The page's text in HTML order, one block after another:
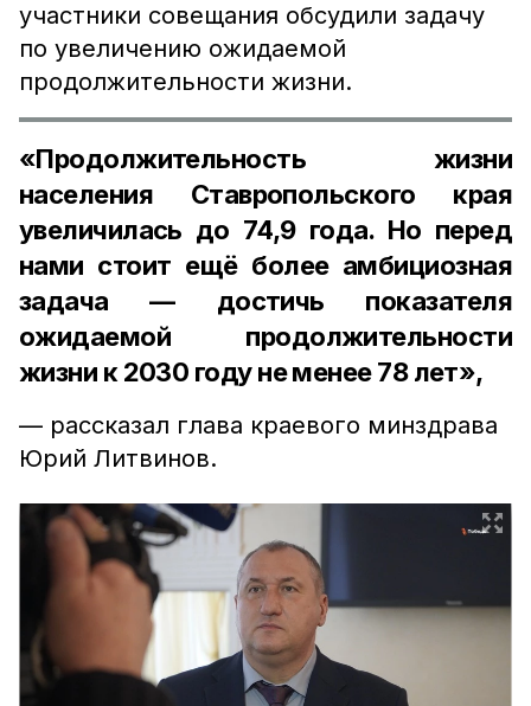
участники совещания обсудили задачу
по увеличению ожидаемой
продолжительности жизни.
«Продолжительность жизни
населения Ставропольского края
увеличилась до 74,9 года. Но перед
нами стоит ещё более амбициозная
задача — достичь показателя
ожидаемой продолжительности
жизни к 2030 году не менее 78 лет»,
— рассказал глава краевого минздрава
Юрий Литвинов.